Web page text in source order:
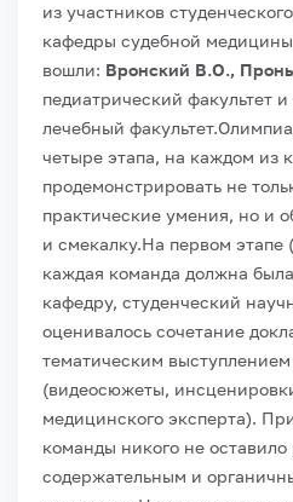
из участников
кафедры судебной
вошли: Вронский В.О.,
педиатрический факультет и
лечебный факультет.
четыре этапа, на каждом из
продемонстрировать не
практические умения, но и
и смекалку.На первом этапе
каждая команда должна
кафедру, студенческий
оценивалось сочетание
тематическим
(видеосюжеты,
медицинского эксперта).
команды никого не
содержательным и